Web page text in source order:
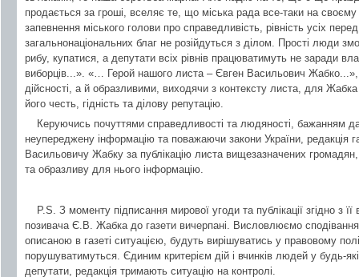
продається за гроші, вселяє те, що міська рада все-таки на
запевнення міського голови про справедливість, рівність усіх
загальнонаціональних благ не розійдуться з ділом. Прості люди
рибу, купатися, а депутати всіх рівнів працюватимуть не заради
виборців...». «… Герой нашого листа – Євген Васильович
дійсності, а й образливими, виходячи з контексту листа, для
його честь, гідність та ділову репутацію.
Керуючись почуттями справедливості та людяності, бажанням
неупереджену інформацію та поважаючи закони України, редакція
Васильовичу Жабку за публікацію листа вищезазначених громадян,
та образливу для нього інформацію.
P.S. З моменту підписання мирової угоди та публікації згідно з
позивача Є.В. Жабка до газети вичерпані. Висловлюємо сподівання,
описаною в газеті ситуацією, будуть вирішуватись у правовому
порушуватимуться. Єдиним критерієм дій і вчинків людей у будь-
депутати, редакція тримають ситуацію на контролі.